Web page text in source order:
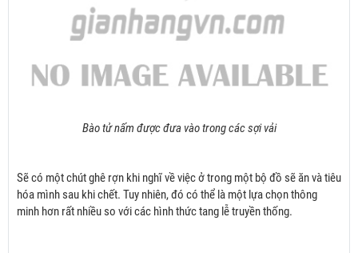
Bào tử nấm được đưa vào trong các sợi vải
Sẽ có một chút ghê rợn khi nghĩ về việc ở trong một bộ đồ sẽ ăn và tiêu
hóa mình sau khi chết. Tuy nhiên, đó có thể là một lựa chọn thông
minh hơn rất nhiều so với các hình thức tang lễ truyền thống.